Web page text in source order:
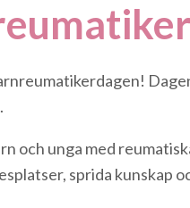
och unga med
sprida kunskap